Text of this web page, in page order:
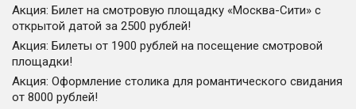
Акция: Билет на смотровую площадку «Москва-Сити» с
открытой датой за 2500 рублей!
Акция: Билеты от 1900 рублей на посещение смотровой
площадки!
Акция: Оформление столика для романтического свидания
от 8000 рублей!